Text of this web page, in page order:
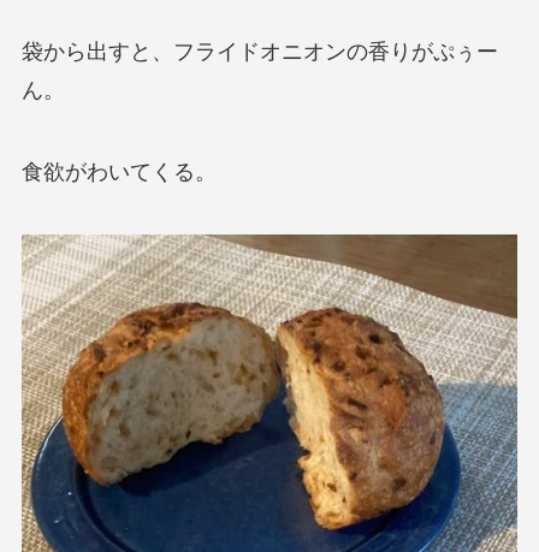
袋から出すと、フライドオニオンの香りがぷぅー
ん。
食欲がわいてくる。